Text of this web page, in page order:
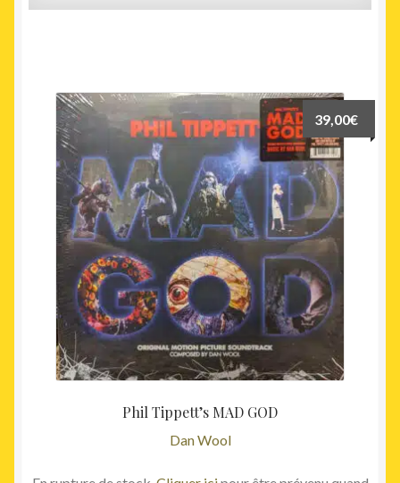
Phil Tippett’s MAD GOD
Dan Wool
39,00€